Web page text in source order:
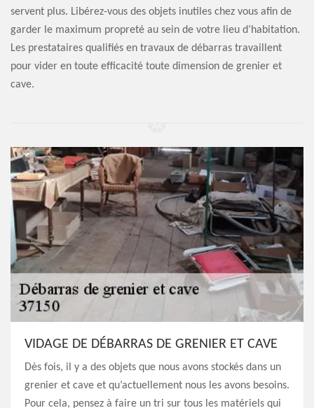
servent plus. Libérez-vous des objets inutiles chez vous afin de
garder le maximum propreté au sein de votre lieu d’habitation.
Les prestataires qualifiés en travaux de débarras travaillent
pour vider en toute efficacité toute dimension de grenier et
cave.
VIDAGE DE DÉBARRAS DE GRENIER ET CAVE
Dès fois, il y a des objets que nous avons stockés dans un
grenier et cave et qu’actuellement nous les avons besoins.
Pour cela, pensez à faire un tri sur tous les matériels qui